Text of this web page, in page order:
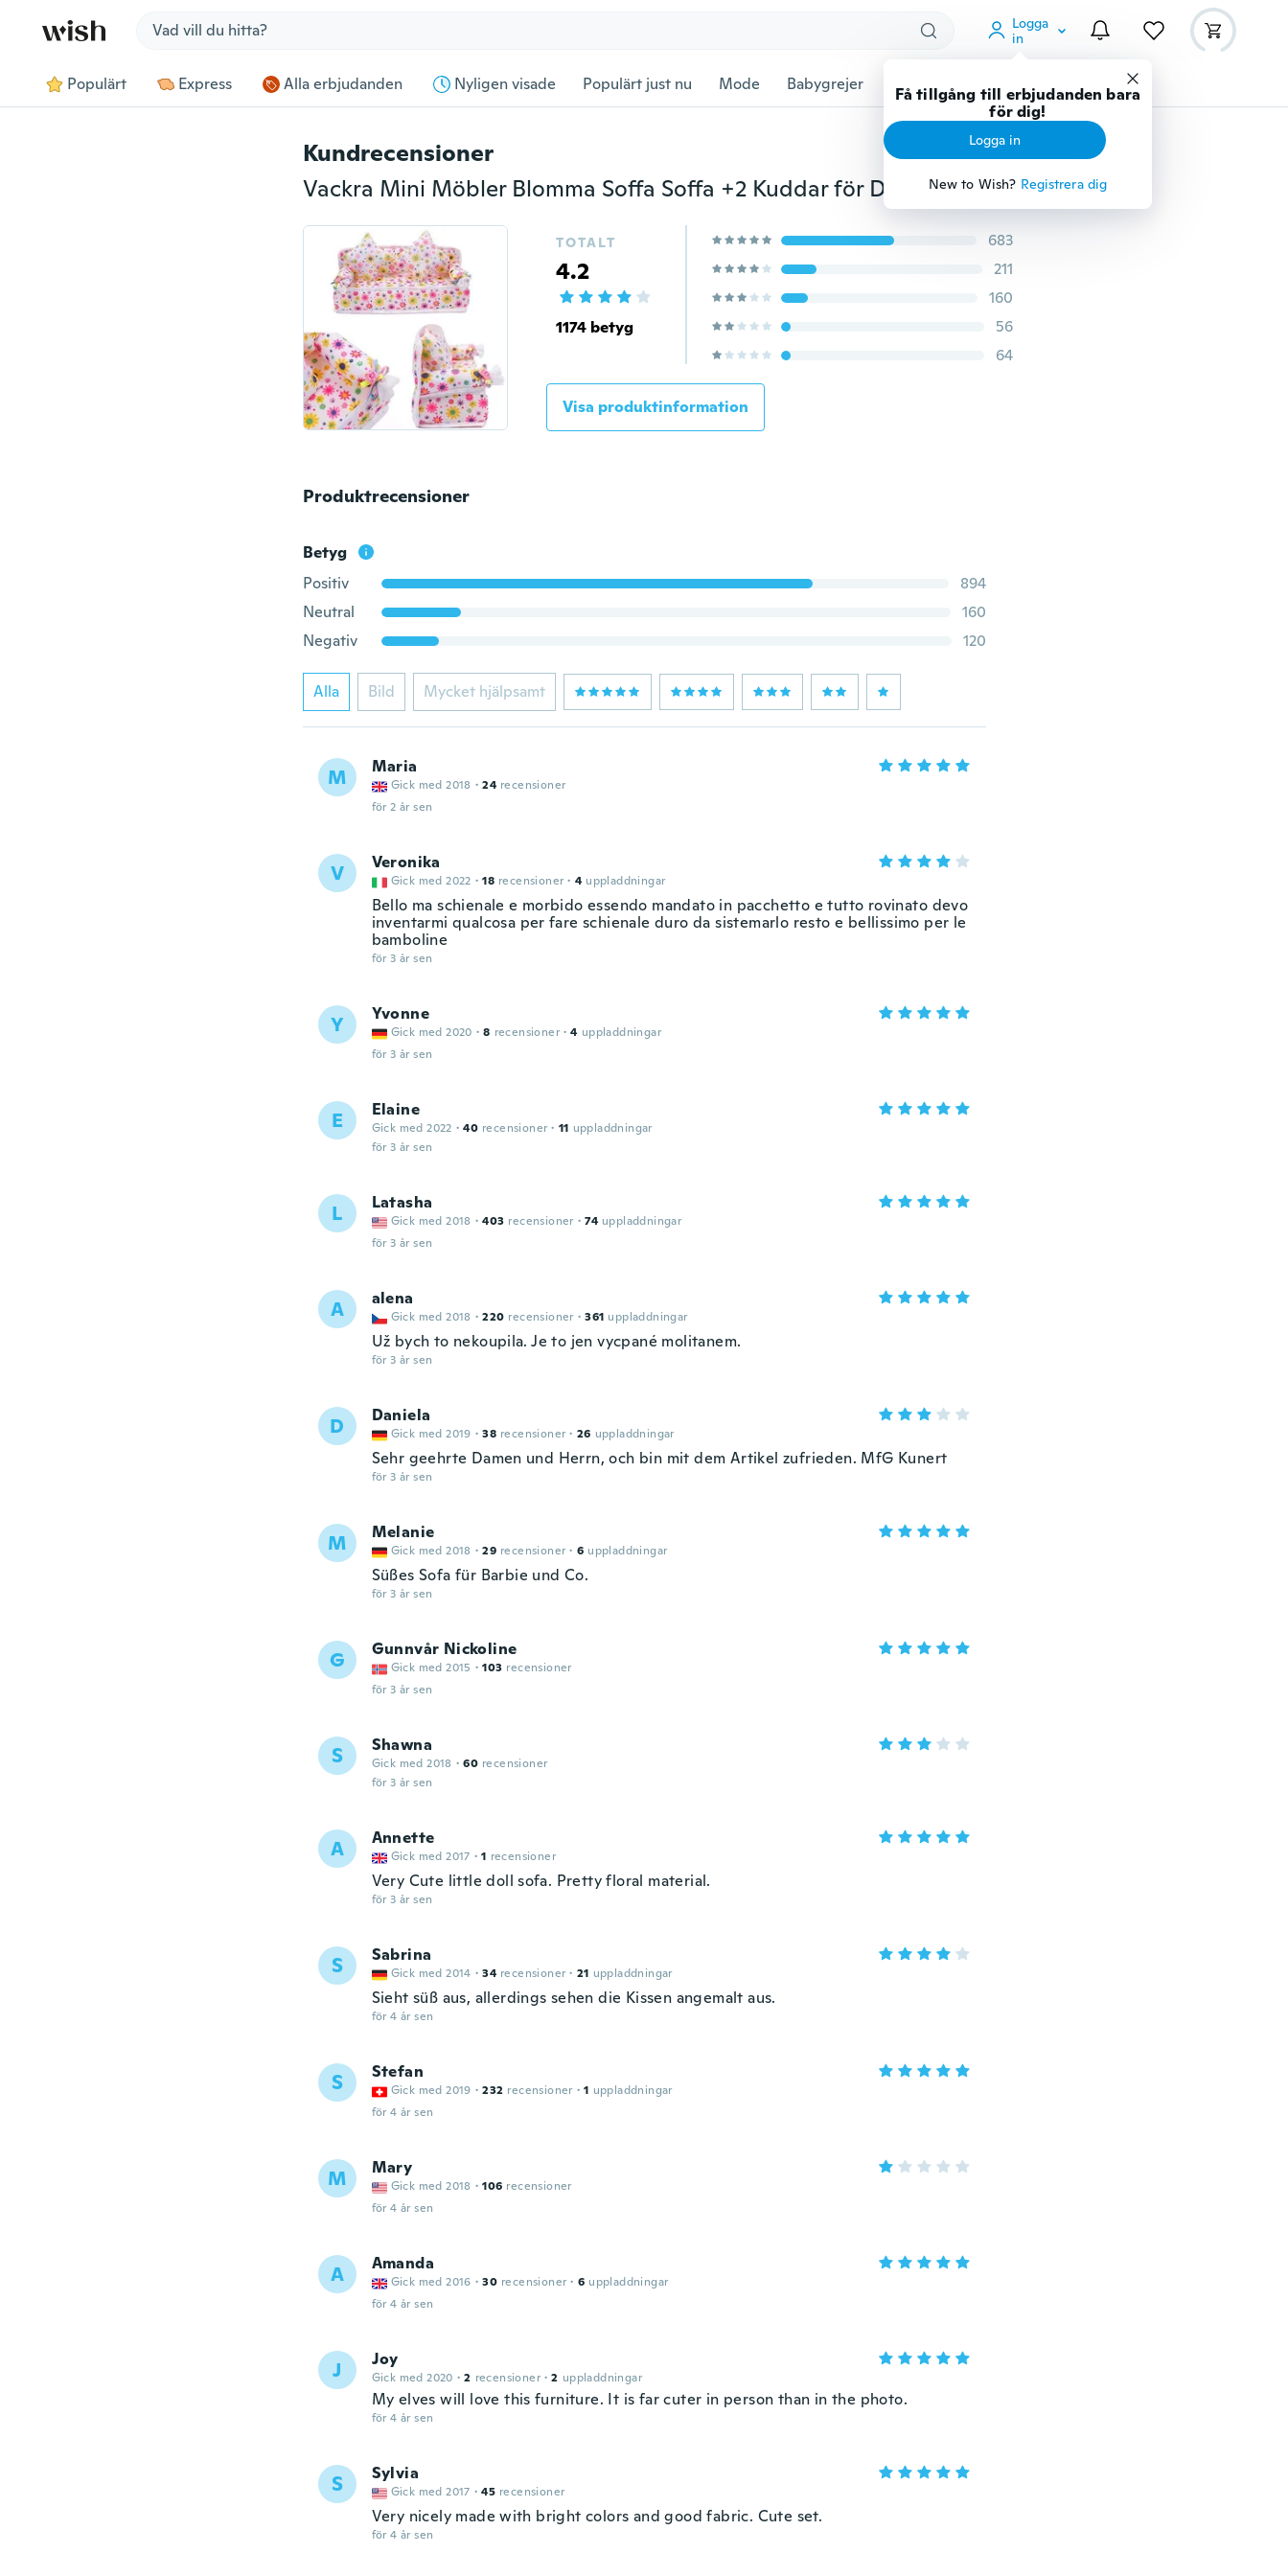
Logga
in
Få tillgång till erbjudanden bara
för dig!
Logga in
New to Wish? Registrera dig
Populärt Express Alla erbjudanden Nyligen visade Populärt just nu Mode Babygrejer Djurtillbehör Teknikprylar Mer
Kundrecensioner
Vackra Mini Möbler Blomma Soffa Soffa +2 Kuddar för Dockhus tillbehör
TOTALT
4.2
1174 betyg
683
211
160
56
64
Visa produktinformation
Produktrecensioner
Betyg
Positiv
894
Neutral
160
Negativ
120
Alla Bild Mycket hjälpsamt
M Maria
Gick med 2018 · 24 recensioner
för 2 år sen
V Veronika
Gick med 2022 · 18 recensioner · 4 uppladdningar
Bello ma schienale e morbido essendo mandato in pacchetto e tutto rovinato devo
inventarmi qualcosa per fare schienale duro da sistemarlo resto e bellissimo per le
bamboline
för 3 år sen
Y Yvonne
Gick med 2020 · 8 recensioner · 4 uppladdningar
för 3 år sen
E Elaine
Gick med 2022 · 40 recensioner · 11 uppladdningar
för 3 år sen
L Latasha
Gick med 2018 · 403 recensioner · 74 uppladdningar
för 3 år sen
A alena
Gick med 2018 · 220 recensioner · 361 uppladdningar
Už bych to nekoupila. Je to jen vycpané molitanem.
för 3 år sen
D Daniela
Gick med 2019 · 38 recensioner · 26 uppladdningar
Sehr geehrte Damen und Herrn, och bin mit dem Artikel zufrieden. MfG Kunert
för 3 år sen
M Melanie
Gick med 2018 · 29 recensioner · 6 uppladdningar
Süßes Sofa für Barbie und Co.
för 3 år sen
G Gunnvår Nickoline
Gick med 2015 · 103 recensioner
för 3 år sen
S Shawna
Gick med 2018 · 60 recensioner
för 3 år sen
A Annette
Gick med 2017 · 1 recensioner
Very Cute little doll sofa. Pretty floral material.
för 3 år sen
S Sabrina
Gick med 2014 · 34 recensioner · 21 uppladdningar
Sieht süß aus, allerdings sehen die Kissen angemalt aus.
för 4 år sen
S Stefan
Gick med 2019 · 232 recensioner · 1 uppladdningar
för 4 år sen
M Mary
Gick med 2018 · 106 recensioner
för 4 år sen
A Amanda
Gick med 2016 · 30 recensioner · 6 uppladdningar
för 4 år sen
J Joy
Gick med 2020 · 2 recensioner · 2 uppladdningar
My elves will love this furniture. It is far cuter in person than in the photo.
för 4 år sen
S Sylvia
Gick med 2017 · 45 recensioner
Very nicely made with bright colors and good fabric. Cute set.
för 4 år sen